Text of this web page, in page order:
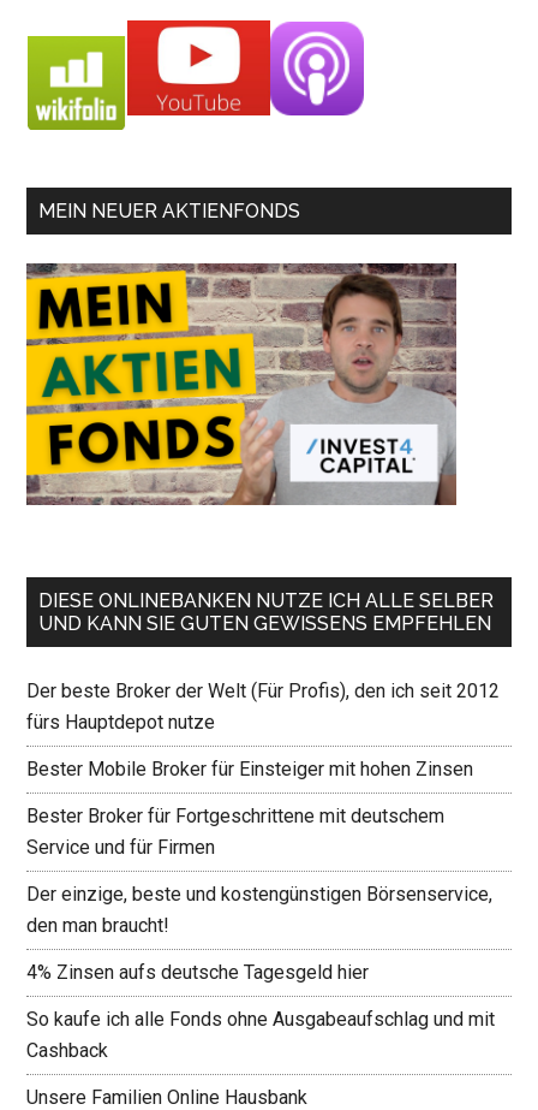
MEIN NEUER AKTIENFONDS
DIESE ONLINEBANKEN NUTZE ICH ALLE SELBER
UND KANN SIE GUTEN GEWISSENS EMPFEHLEN
Der beste Broker der Welt (Für Profis), den ich seit 2012
fürs Hauptdepot nutze
Bester Mobile Broker für Einsteiger mit hohen Zinsen
Bester Broker für Fortgeschrittene mit deutschem
Service und für Firmen
Der einzige, beste und kostengünstigen Börsenservice,
den man braucht!
4% Zinsen aufs deutsche Tagesgeld hier
So kaufe ich alle Fonds ohne Ausgabeaufschlag und mit
Cashback
Unsere Familien Online Hausbank